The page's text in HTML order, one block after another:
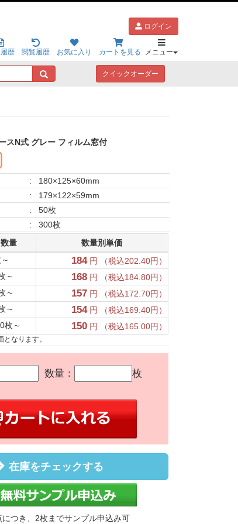
ログイン
歴 閲覧履歴 お気に入り カートを見る メニュー
クイックオーダー
スN式 グレー フィルム窓付
:
180×125×60mm
:
179×122×59mm
:
50枚
:
300枚
数量
数量別単価
184円 （税込202.40円）
～
168円 （税込184.80円）
～ 157円 （税込172.70円）
～ 154円 （税込169.40円）
枚～ 150円 （税込165.00円）
となります。
数量： 枚
在庫をチェックする
つき、2枚までサンプル申込み可